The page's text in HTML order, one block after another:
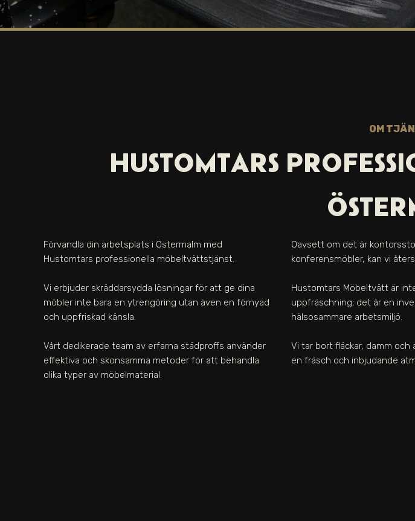
OM
HUSTOMTARS
Förvandla din arbetsplats i Östermalm med
Hustomtars professionella möbeltvättstjänst.
Vi erbjuder skräddarsydda lösningar för att ge dina
möbler inte bara en ytrengöring utan även en förnyad
och uppfriskad känsla.
Vårt dedikerade team av erfarna städproffs använder
effektiva och skonsamma metoder för att behandla
olika typer av möbelmaterial.
Oavsett om det är
konferensmöbler, kan vi
Hustomtars Möbeltvätt är
uppfräschning; det är en
hälsosammare arbetsmiljö.
Vi tar bort fläckar, damm och
en fräsch och inbjudande